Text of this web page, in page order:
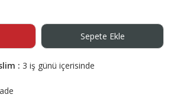
Sepete Ekle
: 3 iş günü içerisinde